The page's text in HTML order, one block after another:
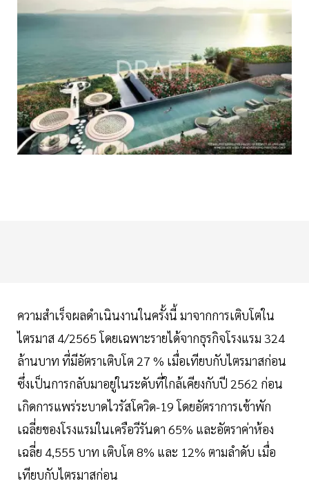
ความสำเร็จผลดำเนินงานในครั้งนี้ มาจากการเติบโตใน
ไตรมาส 4/2565 โดยเฉพาะรายได้จากธุรกิจโรงแรม 324
ล้านบาท ที่มีอัตราเติบโต 27 % เมื่อเทียบกับไตรมาสก่อน
ซึ่งเป็นการกลับมาอยู่ในระดับที่ใกล้เคียงกับปี 2562 ก่อน
เกิดการแพร่ระบาดไวรัสโควิด-19 โดยอัตราการเข้าพัก
เฉลี่ยของโรงแรมในเครือวีรันดา 65% และอัตราค่าห้อง
เฉลี่ย 4,555 บาท เติบโต 8% และ 12% ตามลำดับ เมื่อ
เทียบกับไตรมาสก่อน